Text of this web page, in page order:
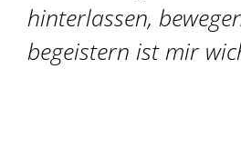
hinterlassen,
begeistern ist mir